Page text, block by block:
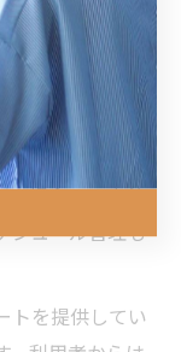
象となる補助金
もり取得や業者
見積書・図面・
の場合、工事着
ジュール管理も
トを提供してい